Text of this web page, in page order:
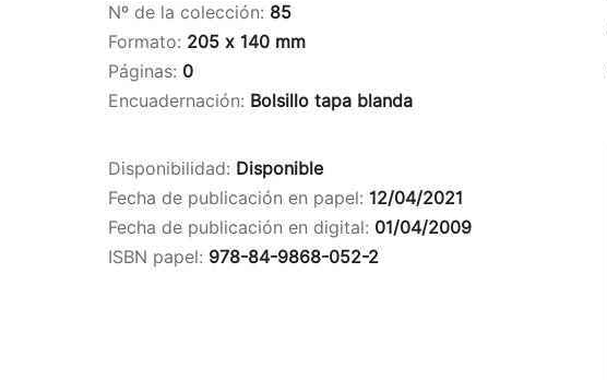
Nº de la colección: 85
Formato: 205 x 140 mm
Páginas: 0
Encuadernación: Bolsillo tapa blanda
Disponibilidad: Disponible
Fecha de publicación en papel: 12/04/2021
Fecha de publicación en digital: 01/04/2009
ISBN papel: 978-84-9868-052-2